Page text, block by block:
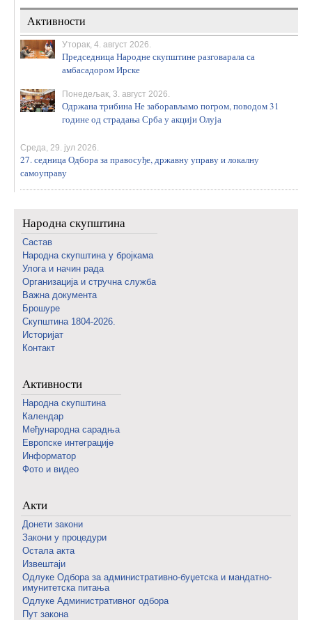
Активности
Уторак, 4. август 2026.
Председница Народне скупштине разговарала са
амбасадором Ирске
Понедељак, 3. август 2026.
Одржана трибина Не заборављамо погром, поводом 31
године од страдања Срба у акцији Олуја
Среда, 29. јул 2026.
27. седница Одбора за правосуђе, државну управу и локалну
самоуправу
Народна скупштина
Састав
Народна скупштина у бројкама
Улога и начин рада
Организација и стручна служба
Важна документа
Брошуре
Скупштина 1804-2026.
Историјат
Контакт
Активности
Народна скупштина
Календар
Међународна сарадња
Европске интеграције
Информатор
Фото и видео
Акти
Донети закони
Закони у процедури
Остала акта
Извештаји
Одлуке Одбора за административно-буџетска и мандатно-
имунитетска питања
Одлуке Административног одбора
Пут закона